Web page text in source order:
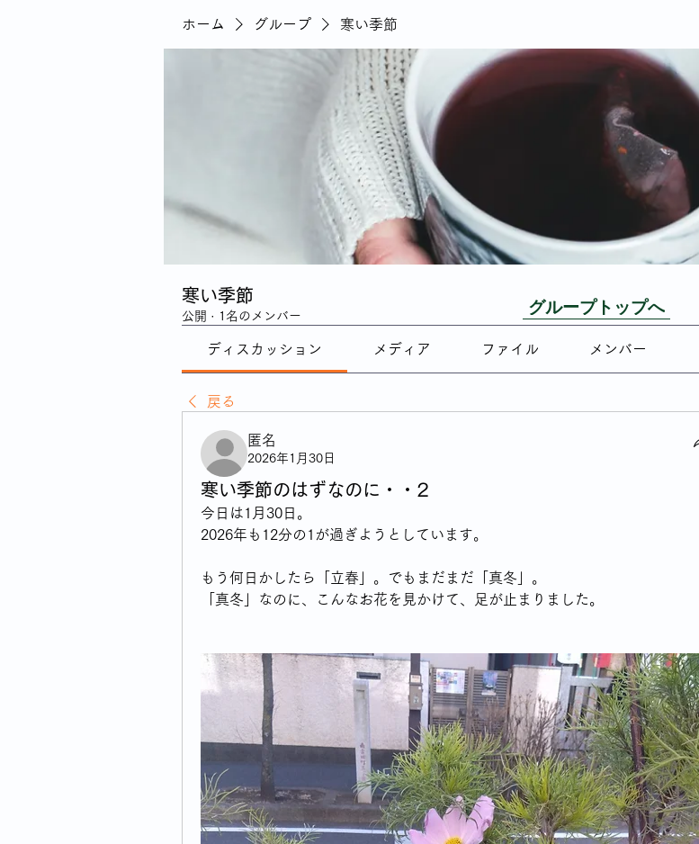
ホーム グループ 寒い季節
寒い季節
公開 · 1名のメンバー
ディスカッション メディア ファイル メンバー
戻る
匿名
2026年1月30日
寒い季節のはずなのに・・2
今日は1月30日。
2026年も12分の1が過ぎようとしています。
もう何日かしたら「立春」。でもまだまだ「真冬」。
「真冬」なのに、こんなお花を見かけて、足が止まりました。
グループトップへ